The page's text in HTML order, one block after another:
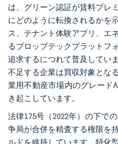
は、グリーン認証が賃料プレ
にどのように転換されるかを
ス、テナント体験アプリ、エ
るプロップテックプラットフ
追求するにつれて普及してい
不足する企業は買収対象とな
業用不動産市場内のグレード
き起こしています。
法律175号（2022年）の下で
争局が合併を精査する権限を